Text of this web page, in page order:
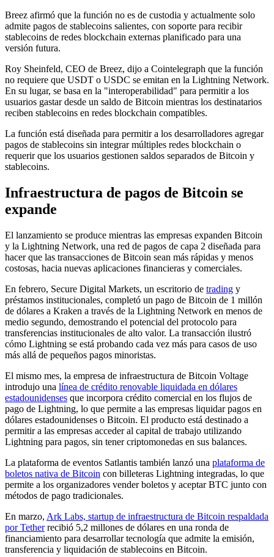
Breez afirmó que la función no es de custodia y actualmente solo
admite pagos de stablecoins salientes, con soporte para recibir
stablecoins de redes blockchain externas planificado para una
versión futura.
Roy Sheinfeld, CEO de Breez, dijo a Cointelegraph que la función
no requiere que USDT o USDC se emitan en la Lightning Network.
En su lugar, se basa en la "interoperabilidad" para permitir a los
usuarios gastar desde un saldo de Bitcoin mientras los destinatarios
reciben stablecoins en redes blockchain compatibles.
La función está diseñada para permitir a los desarrolladores agregar
pagos de stablecoins sin integrar múltiples redes blockchain o
requerir que los usuarios gestionen saldos separados de Bitcoin y
stablecoins.
Infraestructura de pagos de Bitcoin se
expande
El lanzamiento se produce mientras las empresas expanden Bitcoin
y la Lightning Network, una red de pagos de capa 2 diseñada para
hacer que las transacciones de Bitcoin sean más rápidas y menos
costosas, hacia nuevas aplicaciones financieras y comerciales.
En febrero, Secure Digital Markets, un escritorio de trading y
préstamos institucionales, completó un pago de Bitcoin de 1 millón
de dólares a Kraken a través de la Lightning Network en menos de
medio segundo, demostrando el potencial del protocolo para
transferencias institucionales de alto valor. La transacción ilustró
cómo Lightning se está probando cada vez más para casos de uso
más allá de pequeños pagos minoristas.
El mismo mes, la empresa de infraestructura de Bitcoin Voltage
introdujo una línea de crédito renovable liquidada en dólares
estadounidenses que incorpora crédito comercial en los flujos de
pago de Lightning, lo que permite a las empresas liquidar pagos en
dólares estadounidenses o Bitcoin. El producto está destinado a
permitir a las empresas acceder al capital de trabajo utilizando
Lightning para pagos, sin tener criptomonedas en sus balances.
La plataforma de eventos Satlantis también lanzó una plataforma de
boletos nativa de Bitcoin con billeteras Lightning integradas, lo que
permite a los organizadores vender boletos y aceptar BTC junto con
métodos de pago tradicionales.
En marzo, Ark Labs, startup de infraestructura de Bitcoin respaldada
por Tetherrecibió 5,2 millones de dólares en una ronda de
financiamiento para desarrollar tecnología que admite la emisión,
transferencia y liquidación de stablecoins en Bitcoin.